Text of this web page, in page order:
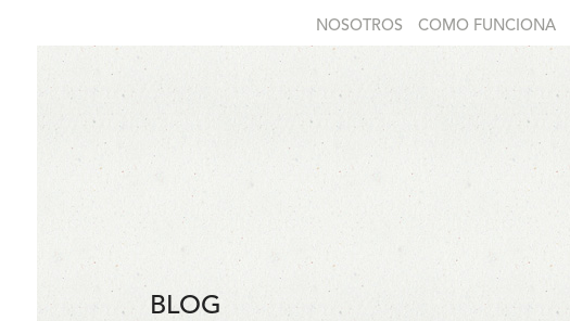
NOSOTROS COMO FUNCIONA
BLOG